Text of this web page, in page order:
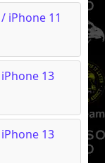
iPhone 11
13
13